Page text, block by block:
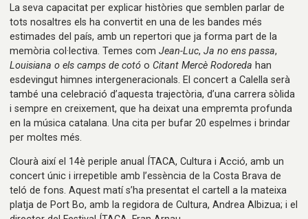
La seva capacitat per explicar històries que semblen parlar de
tots nosaltres els ha convertit en una de les bandes més
estimades del país, amb un repertori que ja forma part de la
memòria col·lectiva. Temes comJean-Luc, Ja no ens passa,
Louisiana o els camps de cotó o Citant Mercè Rodoreda han
esdevingut himnes intergeneracionals. El concert a Calella serà
també una celebració d’aquesta trajectòria, d’una carrera sòlida
i sempre en creixement, que ha deixat una empremta profunda
en la música catalana. Una cita per bufar 20 espelmes i brindar
per moltes més.
Clourà així el 14è periple anual ÍTACA, Cultura i Acció, amb un
concert únic i irrepetible amb l’essència de la Costa Brava de
teló de fons. Aquest matí s’ha presentat el cartell a la mateixa
platja de Port Bo, amb la regidora de Cultura, Andrea Albizua; i el